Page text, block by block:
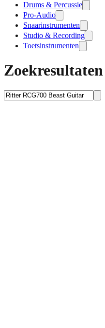
Drums & Percussie
Pro-Audio
Snaarinstrumenten
Studio & Recording
Toetsinstrumenten